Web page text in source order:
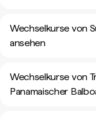
Wechselkurse von
ansehen
Wechselkurse von
Panamaischer